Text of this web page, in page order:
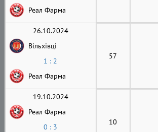
Реал Фарма
26.10.2024
Вільхівці
1 : 2
Реал Фарма
57
19.10.2024
Реал Фарма
0 : 3
10